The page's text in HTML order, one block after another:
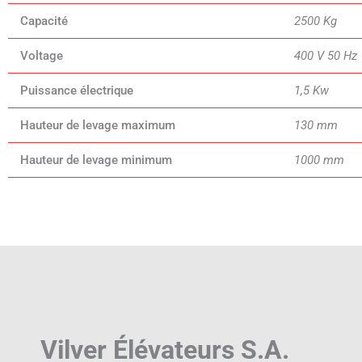
Capacité 2500 Kg
Voltage 400 V 50 Hz
Puissance électrique 1,5 Kw
Hauteur de levage maximum 130 mm
Hauteur de levage minimum 1000 mm
Vilver Élévateurs S.A.